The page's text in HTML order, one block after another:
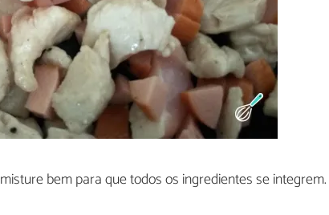
misture bem para que todos os ingredientes se integrem.